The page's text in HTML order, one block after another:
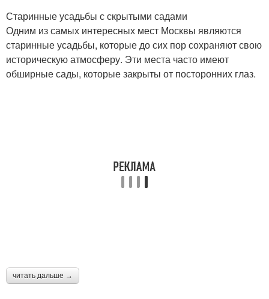
Старинные усадьбы с скрытыми садами
Одним из самых интересных мест Москвы являются
старинные усадьбы, которые до сих пор сохраняют свою
историческую атмосферу. Эти места часто имеют
обширные сады, которые закрыты от посторонних глаз.
читать дальше →